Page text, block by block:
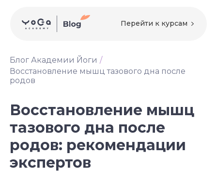
Перейти к курсам
Блог Академии Йоги /
Восстановление мышц тазового дна после
родов
Восстановление мышц
тазового дна после
родов: рекомендации
экспертов